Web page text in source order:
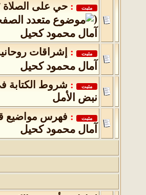
مثبت : حي على الصلاة
(
آمال محمود كحيل
مثبت : إشراقات
آمال محمود كحيل
مثبت : شروط الكتابة
نبض الأمل
مثبت : فهرس مواضيع
آمال محمود كحيل